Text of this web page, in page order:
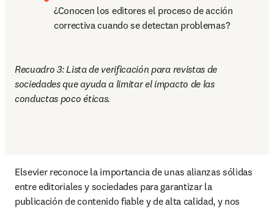
¿Conocen los editores el proceso de acción
correctiva cuando se detectan problemas?
Recuadro 3: Lista de verificación para revistas de
sociedades que ayuda a limitar el impacto de las
conductas poco éticas.
Elsevier reconoce la importancia de unas alianzas sólidas
entre editoriales y sociedades para garantizar la
publicación de contenido fiable y de alta calidad, y nos